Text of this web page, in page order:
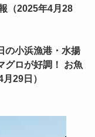
（2025年4月28
の小浜漁港・水揚
グロが好調！ お魚
29日）